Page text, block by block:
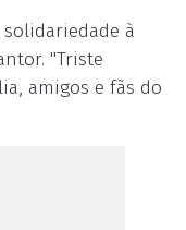
à
"Triste
amigos e fãs do